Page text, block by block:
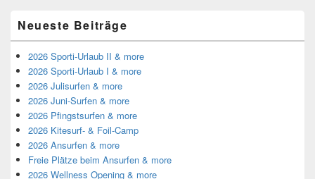
Neueste Beiträge
2026 Sporti-Urlaub II & more
2026 Sporti-Urlaub I & more
2026 Julisurfen & more
2026 Juni-Surfen & more
2026 Pfingstsurfen & more
2026 Kitesurf- & Foil-Camp
2026 Ansurfen & more
Freie Plätze beim Ansurfen & more
2026 Wellness Opening & more